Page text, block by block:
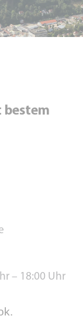
bestem
– 18:00 Uhr